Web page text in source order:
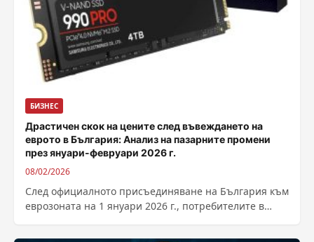
БИЗНЕС
Драстичен скок на цените след въвеждането на
еврото в България: Анализ на пазарните промени
през януари-февруари 2026 г.
08/02/2026
След официалното присъединяване на България към
еврозоната на 1 януари 2026 г., потребителите в